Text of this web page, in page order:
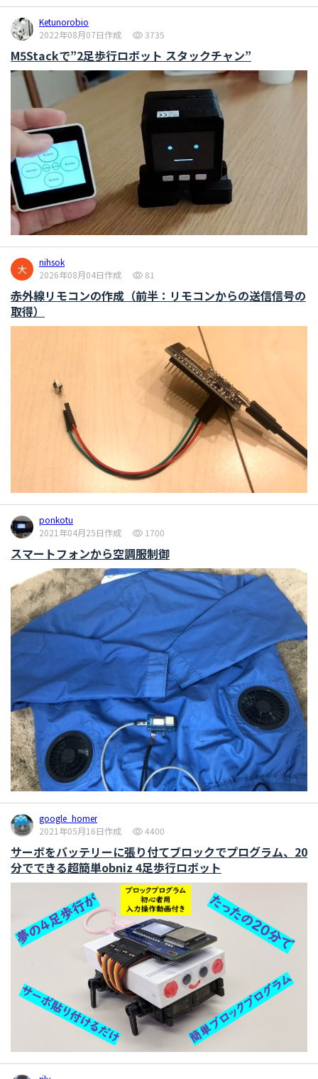
Ketunorobio
2022年08月07日作成
3735
M5Stackで”2足歩行ロボット スタックチャン”
nihsok
2026年08月04日作成
81
赤外線リモコンの作成（前半：リモコンからの送信信号の
取得）
ponkotu
2021年04月25日作成
1700
スマートフォンから空調服制御
google_homer
2021年05月16日作成
4400
サーボをバッテリーに張り付てブロックでプログラム、20
分でできる超簡単obniz 4足歩行ロボット